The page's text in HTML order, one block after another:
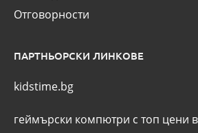
Отговорности
ПАРТНЬОРСКИ ЛИНКОВЕ
kidstime.bg
геймърски компютри с топ цени